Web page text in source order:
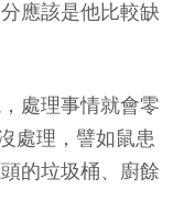
應該是他比較缺
處理事情就會零
處理，譬如鼠患
的垃圾桶、廚餘